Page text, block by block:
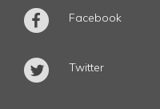
Facebook
Twitter